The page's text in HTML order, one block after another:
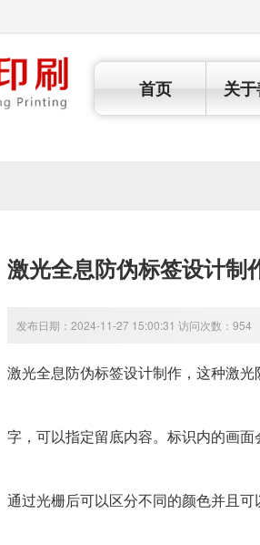
关
首页
激光全息防伪标签设计制
发布日期：2024-11-27 15:00:31 访问次数：954
激光全息防伪标签设计制作，这种激光
字，可以指定留底内容。标识内的画
通过光栅后可以区分不同的颜色并且